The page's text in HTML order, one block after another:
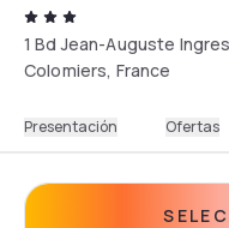
1 Bd Jean-Auguste
Colomiers, France
Presentación Ofertas